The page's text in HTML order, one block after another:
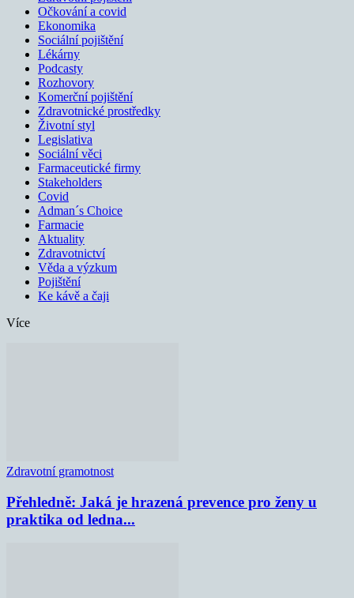
Očkování a covid
Ekonomika
Sociální pojištění
Lékárny
Podcasty
Rozhovory
Komerční pojištění
Zdravotnické prostředky
Životní styl
Legislativa
Sociální věci
Farmaceutické firmy
Stakeholders
Covid
Adman´s Choice
Farmacie
Aktuality
Zdravotnictví
Věda a výzkum
Pojištění
Ke kávě a čaji
Více
Zdravotní gramotnost
Přehledně: Jaká je hrazená prevence pro ženy u
praktika od ledna...